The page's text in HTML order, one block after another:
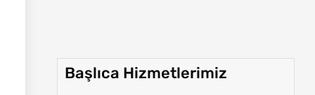
Başlıca Hizmetlerimiz